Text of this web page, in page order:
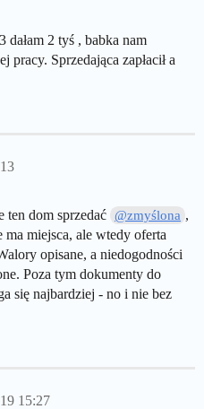
dałam 2 tyś , babka nam
Sprzedająca zapłacił a
ten dom sprzedać @zmyślona ,
miejsca, ale wtedy oferta
opisane, a niedogodności
Poza tym dokumenty do
się najbardziej - no i nie bez
15:27